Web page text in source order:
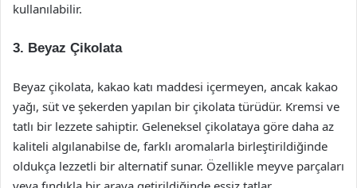
kullanılabilir.
3. Beyaz Çikolata
Beyaz çikolata, kakao katı maddesi içermeyen, ancak kakao
yağı, süt ve şekerden yapılan bir çikolata türüdür. Kremsi ve
tatlı bir lezzete sahiptir. Geleneksel çikolataya göre daha az
kaliteli algılanabilse de, farklı aromalarla birleştirildiğinde
oldukça lezzetli bir alternatif sunar. Özellikle meyve parçaları